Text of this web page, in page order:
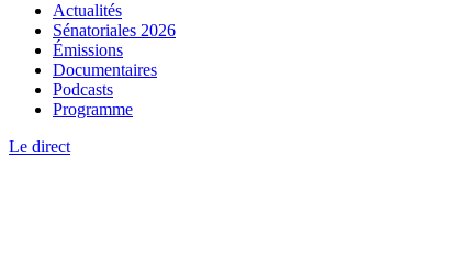
Actualités
Sénatoriales 2026
Émissions
Documentaires
Podcasts
Programme
Le direct